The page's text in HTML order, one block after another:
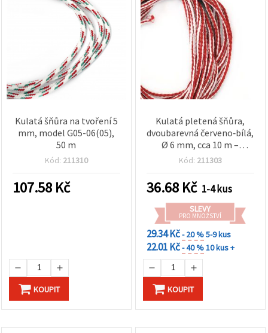
Kulatá šňůra na tvoření 5
mm, model G05-06(05),
50 m
Kód: 211310
107.58 Kč
KOUPIT
Kulatá pletená šňůra,
dvoubarevná červeno‑bílá,
Ø 6 mm, cca 10 m –
dekorační šňůra na výrobu
Kód: 211303
36.68 Kč 1-4 kus
SLEVY
PRO MNOŽSTVÍ
29.34 Kč- 20 %5-9 kus
22.01 Kč- 40 %10 kus +
KOUPIT